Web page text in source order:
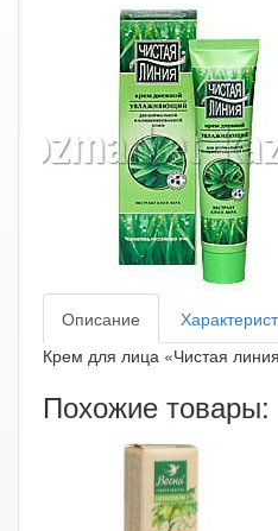
Описание
Крем для лица «Чистая
Похожие товары: